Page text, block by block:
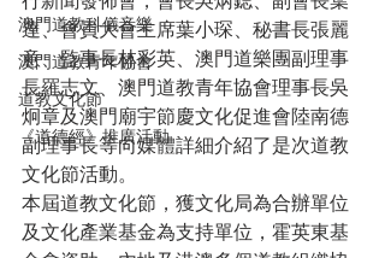
澳門道教科儀音樂
澳門道教青年協會
道教文化節
《道德經》推廣活動
達、會員大會主席葉小琛、秘書長張麗
意、監事長林彩英、澳門道樂團副理事
長羅志文、澳門道教青年協會理事長吳
炯章及澳門廟宇節慶文化促進會陸南德
副理事長等向媒體詳細介紹了是次道教
文化節活動。
本屆道教文化節，獲文化局為合辦單位
及文化產業基金為支持單位，霍英東基